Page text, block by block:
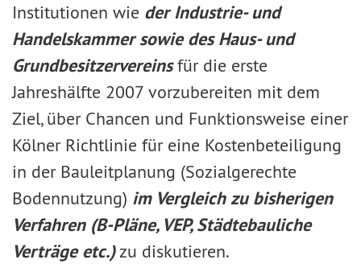
Institutionen wie der Industrie- und
Handelskammer sowie des Haus- und
Grundbesitzervereinsfür die erste
Jahreshälfte 2007 vorzubereiten mit dem
Ziel, über Chancen und Funktionsweise einer
Kölner Richtlinie für eine Kostenbeteiligung
in der Bauleitplanung (Sozialgerechte
Bodennutzung) im Vergleich zu bisherigen
Verfahren (B-Pläne, VEP, Städtebauliche
Verträge etc.)zu diskutieren.